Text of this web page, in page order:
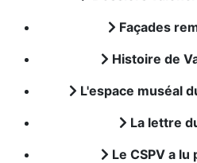
Façades
Histoire de
L'espace muséal
La lettre
Le CSPV a